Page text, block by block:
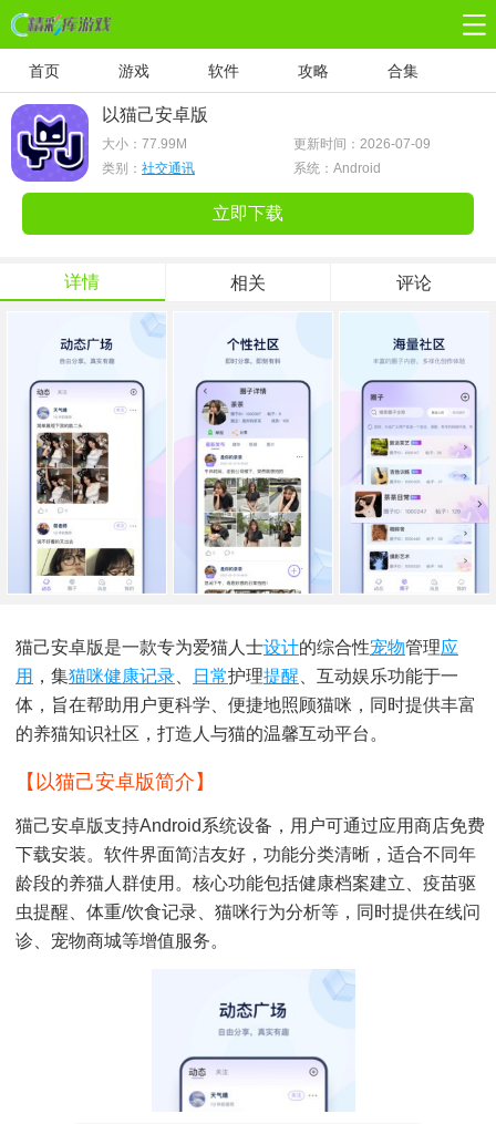
首页 游戏 软件 攻略 合集
以猫己安卓版
大小： 77.99M
更新时间：2026-07-09
类别： 社交通讯 系统：Android
立即下载
详情 相关 评论
猫己安卓版是一款专为爱猫人士设计的综合性宠物管理应
用 ，集猫咪健康记录 日常护理提醒 、互动娱乐功能于一
体，旨在帮助用户更科学、便捷地照顾猫咪，同时提供丰富
的养猫知识社区，打造人与猫的温馨互动平台。
【以猫己安卓版简介】
猫己安卓版支持Android系统设备，用户可通过应用商店免费
下载安装。软件界面简洁友好，功能分类清晰，适合不同年
龄段的养猫人群使用。核心功能包括健康档案建立、疫苗驱
虫提醒、体重/饮食记录、猫咪行为分析等，同时提供在线问
诊、宠物商城等增值服务。